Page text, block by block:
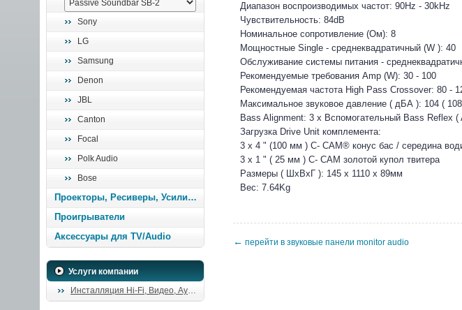
Sony
LG
Samsung
Denon
JBL
Canton
Focal
Polk Audio
Bose
Проекторы, Ресиверы, Усилители
Проигрыватели
Аксессуары для TV/Audio
Услуги компании
Инсталляция Hi-Fi, Видео, Аудио
Диапазон воспроизводимых частот: 90Hz - 30kHz
Чувствительность: 84dB
Номинальное сопротивление (Ом): 8
Мощностные Single - среднеквадратичный (W ): 40
Обслуживание системы питания -
Рекомендуемые требования Amp (W): 30 - 100
Рекомендуемая частота High Pass Crossover: 80 -
Максимальное звуковое давление ( дБА ): 104 (
Bass Alignment: 3 х Вспомогательный Bass Reflex (
Загрузка Drive Unit комплемента:
3 х 4 " (100 мм ) C- CAM® конус бас / середина
3 х 1 " ( 25 мм ) C- CAM золотой купол твитера
Размеры ( ШхВхГ ): 145 x 1110 х 89мм
Вес: 7.64Kg
← перейти в звуковые панели monitor audio